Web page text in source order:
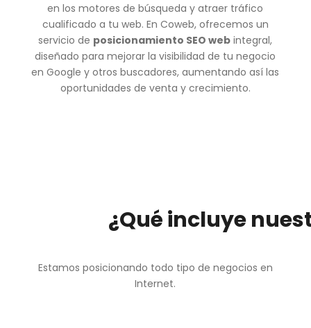
en los motores de búsqueda y atraer tráfico
cualificado a tu web. En Coweb, ofrecemos un
servicio de posicionamiento SEO web integral,
diseñado para mejorar la visibilidad de tu negocio
en Google y otros buscadores, aumentando así las
oportunidades de venta y crecimiento.
¿Qué incluye
Estamos posicionando todo tipo de negocios en
Internet.